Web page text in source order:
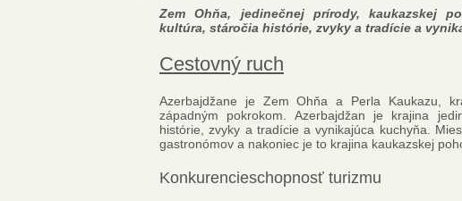
Zem Ohňa, jedinečnej prírody, kaukazskej
kultúra, stáročia histórie, zvyky a tradície a
Cestovný ruch
Azerbajdžane je Zem Ohňa a Perla Kaukazu,
západným pokrokom. Azerbajdžan je krajina
histórie, zvyky a tradície a vynikajúca kuchyňa.
gastronómov a nakoniec je to krajina kaukazskej
Konkurencieschopnosť turizmu